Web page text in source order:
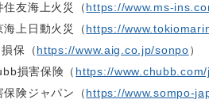
住友海上火災（https://www.ms-
海上日動火災（https://
保（https://www.aig.co.jp/sonpo）
損害保険（ https://
保険ジャパン（https://www.sompo-